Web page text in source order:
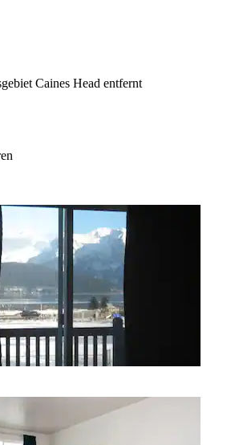
Caines Head entfernt